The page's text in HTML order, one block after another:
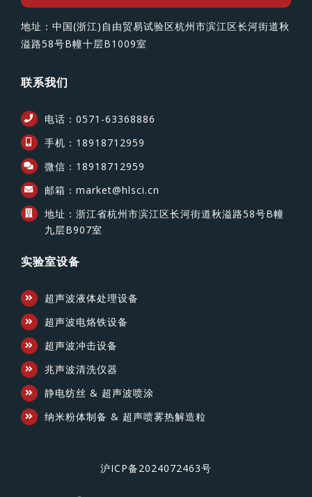
地址：中国(浙江)自由贸易试验区杭州市滨江区长河街道秋
溢路58号B幢十层B1009室
联系我们
电话：0571-63368886
手机：18918712959
微信：18918712959
邮箱：market@hlsci.cn
地址：浙江省杭州市滨江区长河街道秋溢路58号B幢
九层B907室
实验室设备
超声波液体处理设备
超声波电烙铁设备
超声波冲击设备
兆声波清洗仪器
静电纺丝 & 超声波喷涂
纳米粉体制备 & 超声喷雾热解造粒
沪ICP备2024072463号